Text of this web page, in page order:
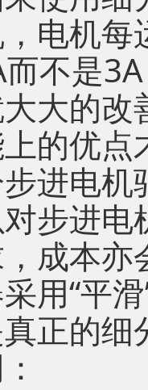
电机
不是
大的
的优
进电
步进
成本
用“平
正的